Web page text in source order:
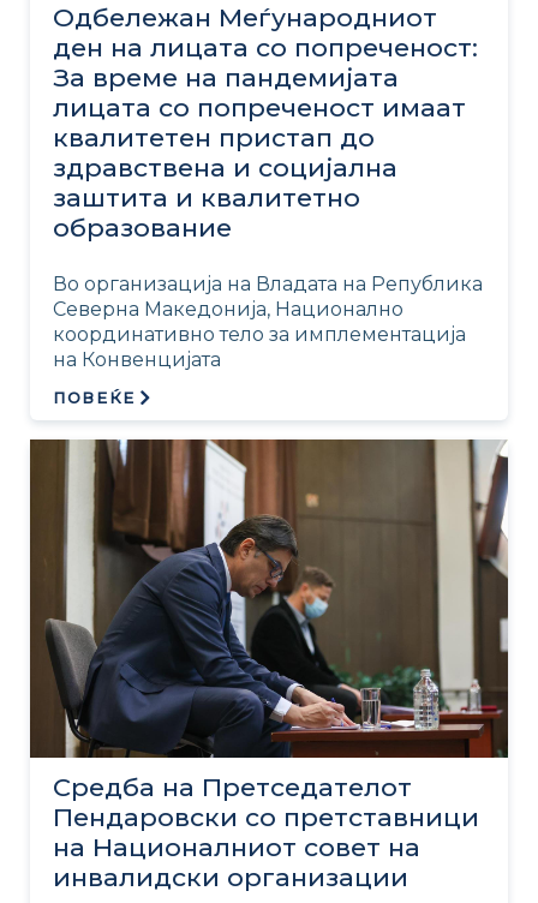
Одбележан Меѓународниот
ден на лицата со попреченост:
За време на пандемијата
лицата со попреченост имаат
квалитетен пристап до
здравствена и социјална
заштита и квалитетно
образование
Во организација на Владата на Република
Северна Македонија, Национално
координативно тело за имплементација
на Конвенцијата
ПОВЕЌЕ
Средба на Претседателот
Пендаровски со претставници
на Националниот совет на
инвалидски организации